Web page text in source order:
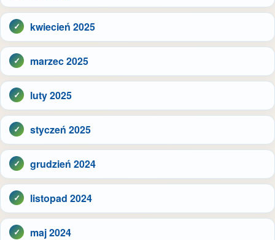
kwiecień 2025
marzec 2025
luty 2025
styczeń 2025
grudzień 2024
listopad 2024
maj 2024